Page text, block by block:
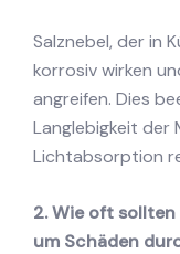
Salznebel, der in
korrosiv wirken
angreifen. Dies
Langlebigkeit der
Lichtabsorption
2. Wie oft
um Schäden